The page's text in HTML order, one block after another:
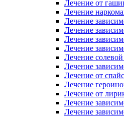
Лечение от
Лечение
Лечение
Лечение
Лечение
Лечение
Лечение
Лечение
Лечение от
Лечение
Лечение от
Лечение
Лечение